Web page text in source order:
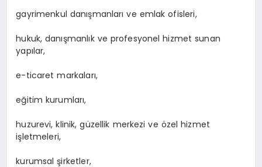
gayrimenkul danışmanları ve emlak ofisleri,
hukuk, danışmanlık ve profesyonel hizmet sunan
yapılar,
e-ticaret markaları,
eğitim kurumları,
huzurevi, klinik, güzellik merkezi ve özel hizmet
işletmeleri,
kurumsal şirketler,